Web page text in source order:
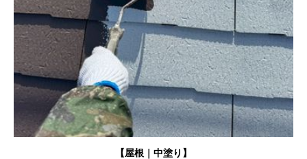
【屋根｜中塗り】